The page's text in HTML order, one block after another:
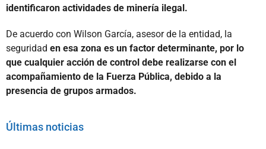
identificaron actividades de minería ilegal.
De acuerdo con Wilson García, asesor de la entidad, la
seguridad en esa zona es un factor determinante, por lo
que cualquier acción de control debe realizarse con el
acompañamiento de la Fuerza Pública, debido a la
presencia de grupos armados.
Últimas noticias